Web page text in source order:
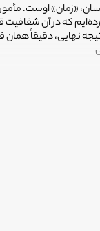
«زمان» اوست.
کرده‌ایم که در آن
نتیجه نهایی،